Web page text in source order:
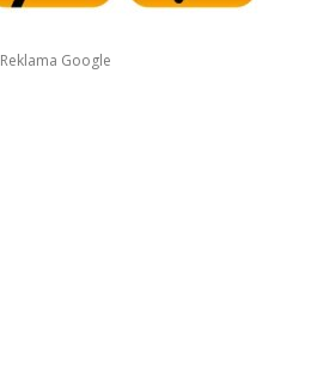
Reklama Google